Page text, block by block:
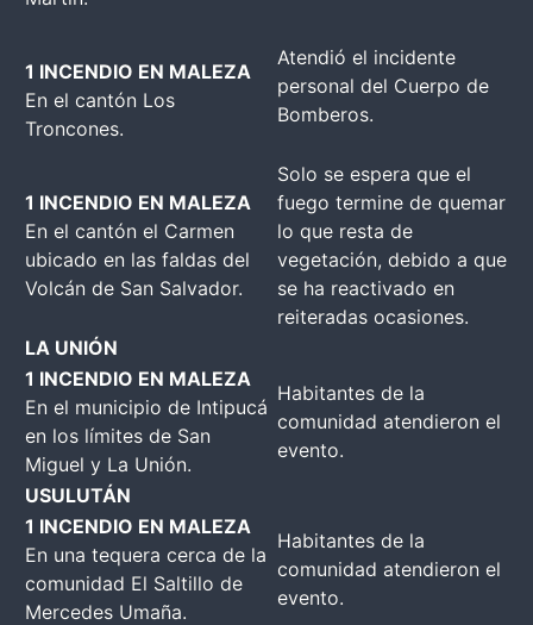
1 INCENDIO EN MALEZA
En el cantón Los
Troncones.
Atendió el incidente
personal del Cuerpo de
Bomberos.
1 INCENDIO EN MALEZA
En el cantón el Carmen
ubicado en las faldas del
Volcán de San Salvador.
Solo se espera que el
fuego termine de quemar
lo que resta de
vegetación, debido a que
se ha reactivado en
reiteradas ocasiones.
LA UNIÓN
1 INCENDIO EN MALEZA
En el municipio de Intipucá
en los límites de San
Miguel y La Unión.
Habitantes de la
comunidad atendieron el
evento.
USULUTÁN
1 INCENDIO EN MALEZA
En una tequera cerca de la
comunidad El Saltillo de
Mercedes Umaña.
Habitantes de la
comunidad atendieron el
evento.